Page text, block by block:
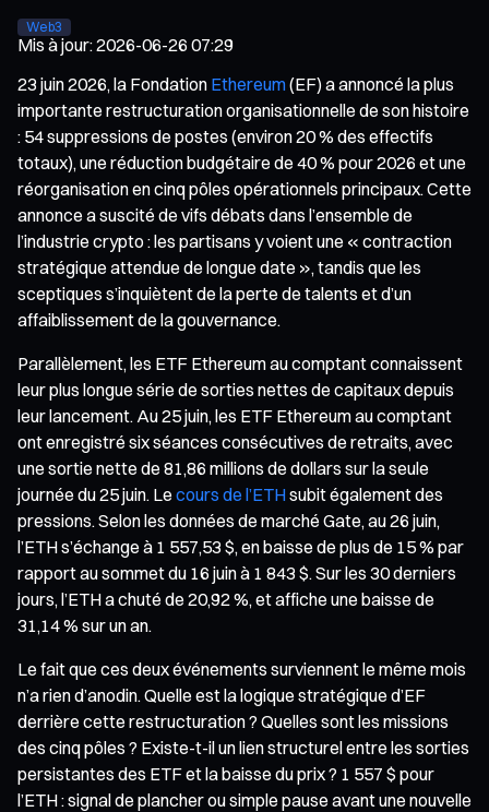
Web3
Mis à jour:2026-06-26 07:29
23 juin 2026, la Fondation Ethereum(EF) a annoncé la plus
importante restructuration organisationnelle de son histoire
: 54 suppressions de postes (environ 20 % des effectifs
totaux), une réduction budgétaire de 40 % pour 2026 et une
réorganisation en cinq pôles opérationnels principaux. Cette
annonce a suscité de vifs débats dans l’ensemble de
l’industrie crypto : les partisans y voient une « contraction
stratégique attendue de longue date », tandis que les
sceptiques s’inquiètent de la perte de talents et d’un
affaiblissement de la gouvernance.
Parallèlement, les ETF Ethereum au comptant connaissent
leur plus longue série de sorties nettes de capitaux depuis
leur lancement. Au 25 juin, les ETF Ethereum au comptant
ont enregistré six séances consécutives de retraits, avec
une sortie nette de 81,86 millions de dollars sur la seule
journée du 25 juin. Le cours de l’ETHsubit également des
pressions. Selon les données de marché Gate, au 26 juin,
l’ETH s’échange à 1 557,53 $, en baisse de plus de 15 % par
rapport au sommet du 16 juin à 1 843 $. Sur les 30 derniers
jours, l’ETH a chuté de 20,92 %, et affiche une baisse de
31,14 % sur un an.
Le fait que ces deux événements surviennent le même mois
n’a rien d’anodin. Quelle est la logique stratégique d’EF
derrière cette restructuration ? Quelles sont les missions
des cinq pôles ? Existe-t-il un lien structurel entre les sorties
persistantes des ETF et la baisse du prix ? 1 557 $ pour
l’ETH : signal de plancher ou simple pause avant une nouvelle